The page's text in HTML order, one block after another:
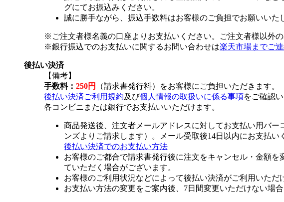
グにてお振込みください。
誠に勝手ながら、振込手数料はお客様のご負担でお願いいた
※ご注文者様名義の口座よりお支払いください。ご注文者様以外
※銀行振込でのお支払いに関するお問い合わせは楽天市場までご
後払い決済
【備考】
手数料： 250円
（請求書発行料）をお客様にご負担いただきます。
後払い決済ご利用規約及び個人情報の取扱いに係る事項をご確認
各コンビニまたは銀行でお支払いいただけます。
商品発送後、注文者メールアドレスに対してお支払い用バ
ンズよりご請求します）。メール受取後14日以内にお支払い
後払い決済でのお支払い方法
お客様のご都合で請求書発行後に注文をキャンセル・金額
ていただく場合がございます。
お客様のご利用状況などによって後払い決済がご利用いた
お支払い方法の変更をご案内後、7日間変更いただけない場